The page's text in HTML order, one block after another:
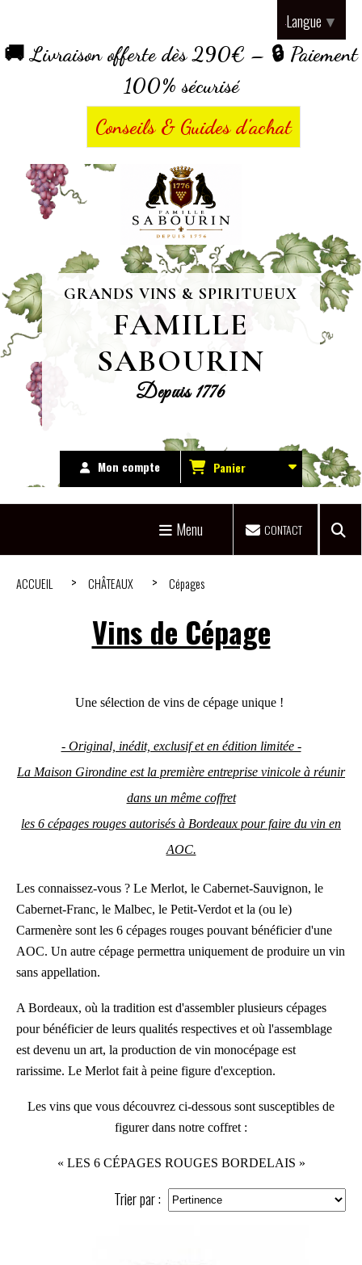
🚚 Livraison offerte dès 290€ – 🔒 Paiement
100% sécurisé
Conseils & Guides d’achat
GRANDS VINS & SPIRITUEUX
FAMILLE
SABOURIN
Depuis 1776
Mon compte Panier
Menu CONTACT
ACCUEIL CHÂTEAUX Cépages
Vins de Cépage
Une sélection de vins de cépage unique !
- Original, inédit, exclusif et en édition limitée -
La Maison Girondine est la première entreprise vinicole à réunir
dans un même coffret
les 6 cépages rouges autorisés à Bordeaux pour faire du vin en
AOC.
Les connaissez-vous ? Le Merlot, le Cabernet-Sauvignon, le
Cabernet-Franc, le Malbec, le Petit-Verdot et la (ou le)
Carmenère sont les 6 cépages rouges pouvant bénéficier d'une
AOC. Un autre cépage permettra uniquement de produire un vin
sans appellation.
A Bordeaux, où la tradition est d'assembler plusieurs cépages
pour bénéficier de leurs qualités respectives et où l'assemblage
est devenu un art, la production de vin monocépage est
rarissime. Le Merlot fait à peine figure d'exception.
Les vins que vous découvrez ci-dessous sont susceptibles de
figurer dans notre coffret :
« LES 6 CÉPAGES ROUGES BORDELAIS »
Trier par :
Langue ▼